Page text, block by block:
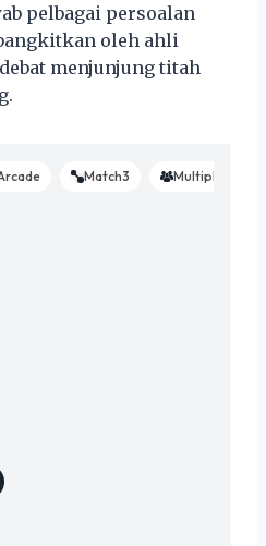
pelbagai persoalan
oleh ahli
menjunjung titah